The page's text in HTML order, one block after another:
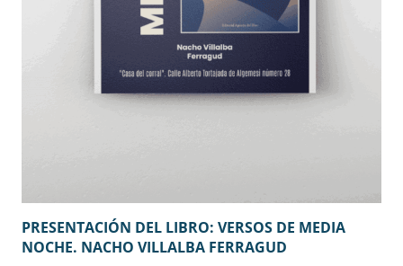
PRESENTACIÓN DEL LIBRO: VERSOS DE MEDIA
NOCHE. NACHO VILLALBA FERRAGUD